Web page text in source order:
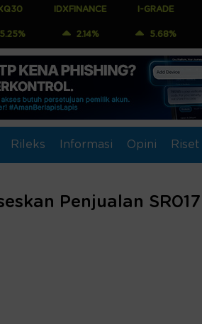
IDXFINANCE
2.14%
I-GRADE
5.68%
INFOBANK15
4.35%
Rileks Informasi Opini Riset
Penjualan SR017